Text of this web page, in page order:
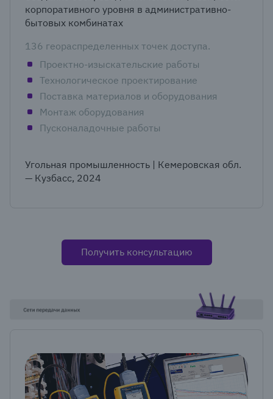
корпоративного уровня в административно-
бытовых комбинатах
136 геораспределенных точек доступа.
Проектно-изыскательские работы
Технологическое проектирование
Поставка материалов и оборудования
Монтаж оборудования
Пусконаладочные работы
Угольная промышленность | Кемеровская обл.
— Кузбасс, 2024
Получить консультацию